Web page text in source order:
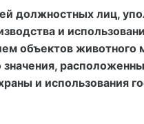
должностных лиц,
и
объектов
и использования